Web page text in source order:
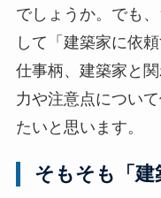
でしょうか。でも
して「建築家に依
仕事柄、建築家と
力や注意点につい
たいと思います。
そもそも「建